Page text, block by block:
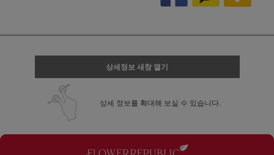
상세정보 새창 열기
상세 정보를 확대해 보실 수 있습니다.